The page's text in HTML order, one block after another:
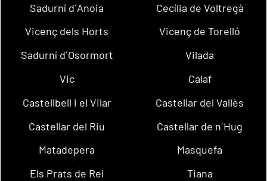
Sadurní d´Anoia
Cecília de Voltregà
Vicenç dels Horts
Vicenç de Torelló
Sadurní d´Osormort
Vilada
Vic
Calaf
Castellbell i el Vilar
Castellar del Vallès
Castellar del Riu
Castellar de n´Hug
Matadepera
Masquefa
Els Prats de Rei
Tiana